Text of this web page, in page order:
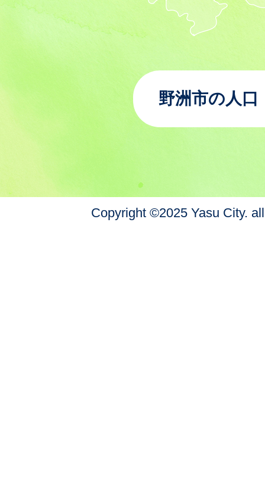
野洲市の人口
Copyright ©2025 Yasu City.